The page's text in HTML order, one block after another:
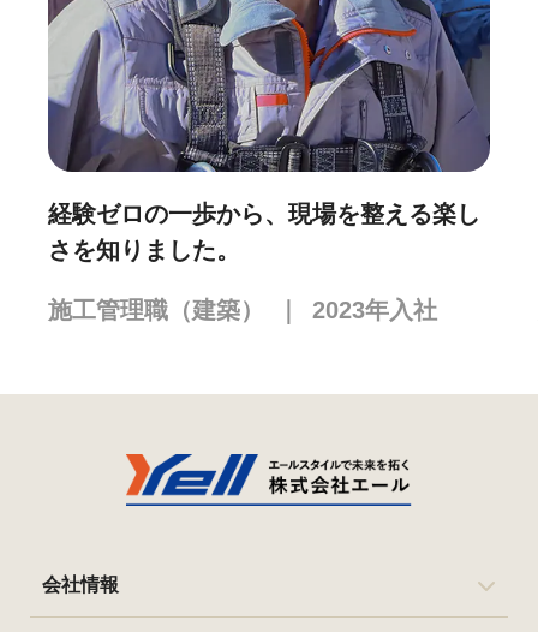
経験ゼロの一歩から、現場を整える楽し
さを知りました。
施工管理職（建築） 2023年入社
会社情報